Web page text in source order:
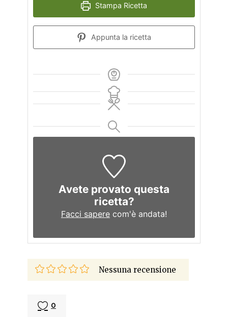
Stampa Ricetta
Appunta la ricetta
Avete provato questa
ricetta?
Facci sapere com'è andata!
Nessuna recensione
0